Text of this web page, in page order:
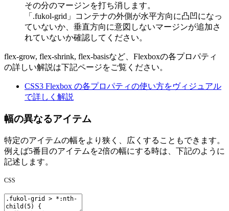
その分のマージンを打ち消します。
「.fukol-grid」コンテナの外側が水平方向に凸凹になっ
ていないか、垂直方向に意図しないマージンが追加さ
れていないか確認してください。
flex-grow, flex-shrink, flex-basisなど、Flexboxの各プロパティ
の詳しい解説は下記ページをご覧ください。
CSS3 Flexbox の各プロパティの使い方をヴィジュアル
で詳しく解説
幅の異なるアイテム
特定のアイテムの幅をより狭く、広くすることもできます。
例えば5番目のアイテムを2倍の幅にする時は、下記のように
記述します。
CSS